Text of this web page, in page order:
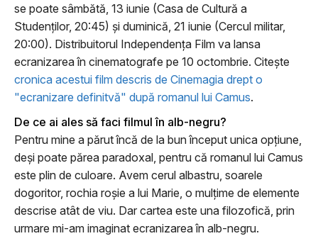
se poate sâmbătă, 13 iunie (Casa de Cultură a
Studenţilor, 20:45) şi duminică, 21 iunie (Cercul militar,
20:00). Distribuitorul Independenţa Film va lansa
ecranizarea în cinematografe pe 10 octombrie. Citeşte
cronica acestui film descris de Cinemagia drept o
"ecranizare definitvă" după romanul lui Camus.
De ce ai ales să faci filmul în alb-negru?
Pentru mine a părut încă de la bun început unica opţiune,
deşi poate părea paradoxal, pentru că romanul lui Camus
este plin de culoare. Avem cerul albastru, soarele
dogoritor, rochia roşie a lui Marie, o mulţime de elemente
descrise atât de viu. Dar cartea este una filozofică, prin
urmare mi-am imaginat ecranizarea în alb-negru.